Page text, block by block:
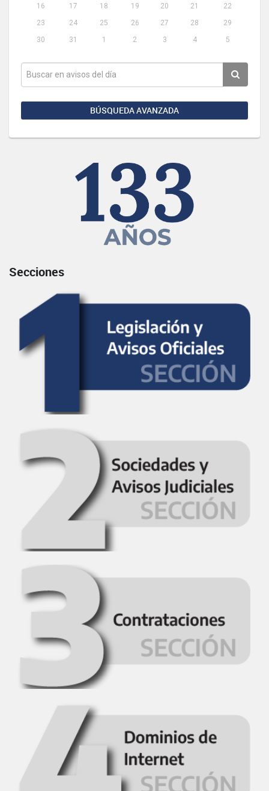
16
17 18 19 20 21
22
23
24 25 26 27 28
29
30
31 1 2 3 4 5
BÚSQUEDA AVANZADA
Secciones